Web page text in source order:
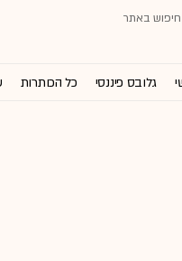
גלובס פיננסי כל הכותרות